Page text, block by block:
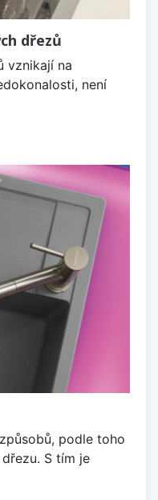
dřezů
vznikají na
není
podle toho
S tím je